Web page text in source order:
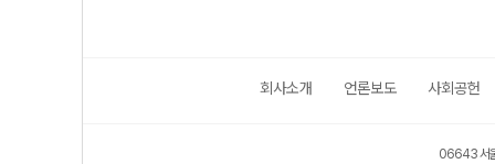
회사소개 언론보도 사회공헌
06643 서